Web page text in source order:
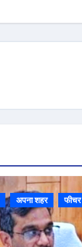
अपना शहर फीचर